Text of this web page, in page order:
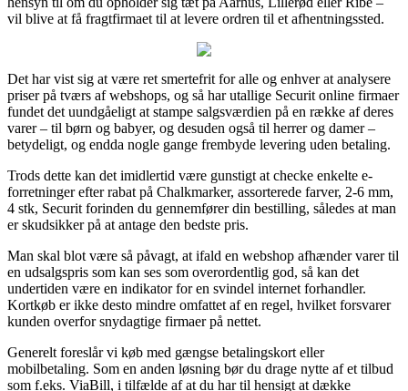
vil blive at få fragtfirmaet til at levere ordren til et afhentningssted.
Det har vist sig at være ret smertefrit for alle og enhver at analysere
priser på tværs af webshops, og så har utallige Securit online firmaer
fundet det uundgåeligt at stampe salgsværdien på en række af deres
varer – til børn og babyer, og desuden også til herrer og damer –
betydeligt, og endda nogle gange frembyde levering uden betaling.
Trods dette kan det imidlertid være gunstigt at checke enkelte e-
forretninger efter rabat på Chalkmarker, assorterede farver, 2-6 mm,
4 stk, Securit forinden du gennemfører din bestilling, således at man
er skudsikker på at antage den bedste pris.
Man skal blot være så påvagt, at ifald en webshop afhænder varer til
en udsalgspris som kan ses som overordentlig god, så kan det
undertiden være en indikator for en svindel internet forhandler.
Kortkøb er ikke desto mindre omfattet af en regel, hvilket forsvarer
kunden overfor snydagtige firmaer på nettet.
Generelt foreslår vi køb med gængse betalingskort eller
mobilbetaling. Som en anden løsning bør du drage nytte af et tilbud
som f.eks. ViaBill, i tilfælde af at du har til hensigt at dække